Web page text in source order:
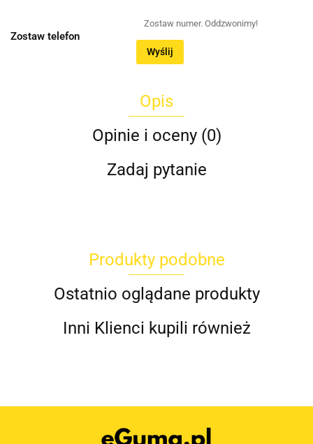
Zostaw telefon
Wyślij
Opis
Opinie i oceny (0)
Zadaj pytanie
Produkty podobne
Ostatnio oglądane produkty
Inni Klienci kupili również